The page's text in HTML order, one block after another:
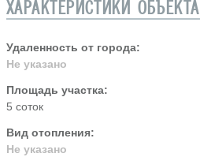
ХАРАКТЕРИСТИКИ ОБЪЕКТА
Удаленность от города:
Не указано
Площадь участка:
5 соток
Вид отопления:
Не указано